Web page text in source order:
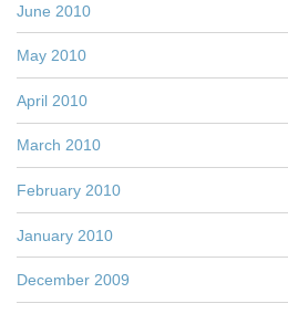
June 2010
May 2010
April 2010
March 2010
February 2010
January 2010
December 2009